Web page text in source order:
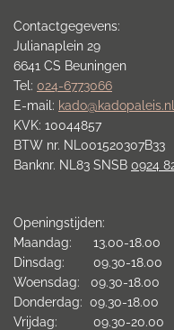
Contactgegevens:
Julianaplein 29
6641 CS Beuningen
Tel: 024-6773066
E-mail: kado@kadopaleis.nl
KVK: 10044857
BTW nr. NL001520307B33
Banknr. NL83 SNSB 0924
Openingstijden:
Maandag: 13.00-18.00
Dinsdag: 09.30-18.00
Woensdag: 09.30-18.00
Donderdag: 09.30-18.00
Vrijdag: 09.30-20.00